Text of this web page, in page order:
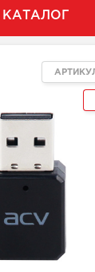
КАТАЛОГ